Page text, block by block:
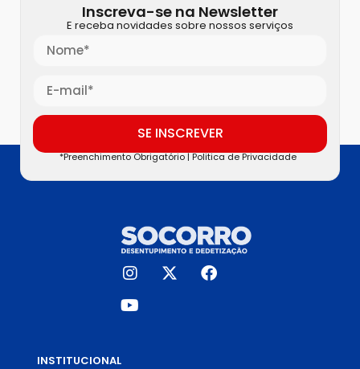
Inscreva-se na Newsletter
E receba novidades sobre nossos serviços
SE INSCREVER
*Preenchimento Obrigatório |Politica de Privacidade
INSTITUCIONAL